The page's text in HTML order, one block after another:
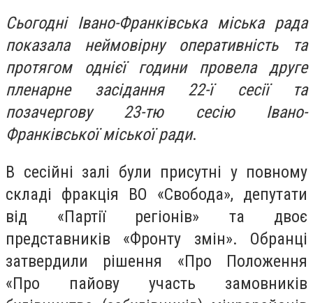
Сьогодні Івано-Франківська міська рада
показала неймовірну оперативність та
протягом однієї години провела друге
пленарне засідання 22-ї сесії та
позачергову 23-тю сесію Івано-
Франківської міської ради.
В сесійні залі були присутні у повному
складі фракція ВО «Свобода», депутати
від «Партії регіонів» та двоє
представників «Фронту змін». Обранці
затвердили рішення «Про Положення
«Про пайову участь замовників